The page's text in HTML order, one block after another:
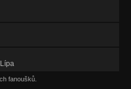
fanoušků.